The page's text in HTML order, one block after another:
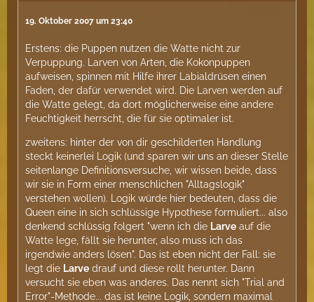
19. Oktober 2007 um 23:40
Erstens: die Puppen nutzen die Watte nicht zur
Verpuppung. Larven von Arten, die Kokonpuppen
aufweisen, spinnen mit Hilfe ihrer Labialdrüsen einen
Faden, der dafür verwendet wird. Die Larven werden auf
die Watte gelegt, da dort möglicherweise eine andere
Feuchtigkeit herrscht, die für sie optimaler ist.
zweitens: hinter der von dir geschilderten Handlung
steckt keinerlei Logik (und sparen wir uns an dieser Stelle
seitenlange Definitionsversuche, wir wissen beide, dass
wir sie in Form einer menschlichen "Alltagslogik"
verstehen wollen). Logik würde hier bedeuten, dass die
Queen eine in sich schlüssige Hypothese formuliert... also
denkend schlüssig folgert "wenn ich die Larve auf die
Watte lege, fällt sie herunter, also muss ich das
irgendwie anders lösen". Das ist eben nicht der Fall: sie
legt die Larve drauf und diese rollt herunter. Dann
versucht sie eben was anderes. Das nennt sich "Trial and
Error"-Methode... das ist keine Logik, sondern maximal